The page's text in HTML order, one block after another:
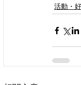
活動・